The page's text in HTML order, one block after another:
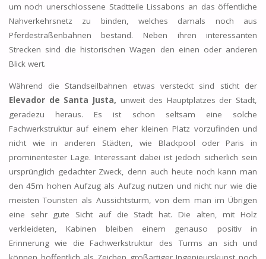
um noch unerschlossene Stadtteile Lissabons an das öffentliche
Nahverkehrsnetz zu binden, welches damals noch aus
Pferdestraßenbahnen bestand. Neben ihren interessanten
Strecken sind die historischen Wagen den einen oder anderen
Blick wert.
Während die Standseilbahnen etwas versteckt sind sticht der
Elevador de Santa Justa, unweit des Hauptplatzes der Stadt,
geradezu heraus. Es ist schon seltsam eine solche
Fachwerkstruktur auf einem eher kleinen Platz vorzufinden und
nicht wie in anderen Städten, wie Blackpool oder Paris in
prominentester Lage. Interessant dabei ist jedoch sicherlich sein
ursprünglich gedachter Zweck, denn auch heute noch kann man
den 45m hohen Aufzug als Aufzug nutzen und nicht nur wie die
meisten Touristen als Aussichtsturm, von dem man im Übrigen
eine sehr gute Sicht auf die Stadt hat. Die alten, mit Holz
verkleideten, Kabinen bleiben einem genauso positiv in
Erinnerung wie die Fachwerkstruktur des Turms an sich und